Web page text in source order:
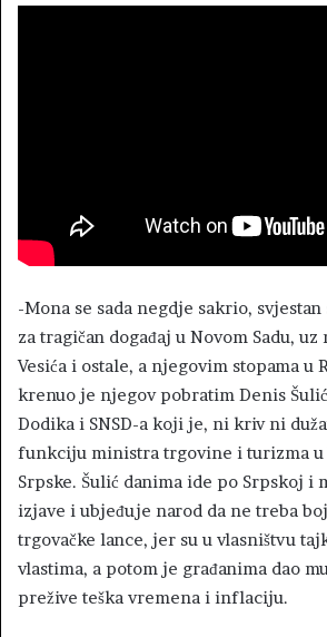
-Mona se sada negdje sakrio,
za tragičan događaj u Novom Sadu,
Vesića i ostale, a njegovim stopama u
krenuo je njegov pobratim Denis
Dodika i SNSD-a koji je, ni kriv ni
funkciju ministra trgovine i turizma u
Srpske. Šulić danima ide po Srpskoj i
izjave i ubjeđuje narod da ne treba
trgovačke lance, jer su u vlasništvu
vlastima, a potom je građanima dao
prežive teška vremena i inflaciju.